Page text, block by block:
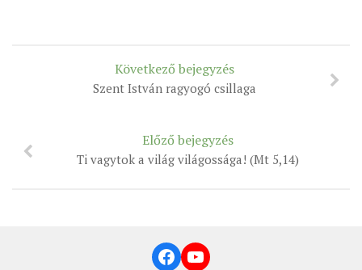
Következő bejegyzés
Szent István ragyogó csillaga
Előző bejegyzés
Ti vagytok a világ világossága! (Mt 5,14)
Facebook
YouTube